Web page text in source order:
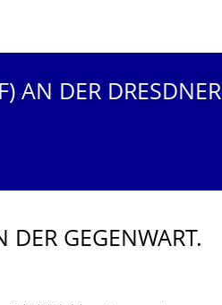
AN DER DRESDNER
DER GEGENWART.